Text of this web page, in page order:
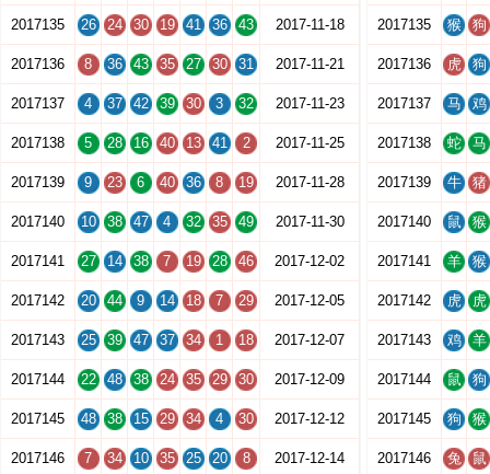
2017135 26 24 30 19 41 36 43 2017-11-18
2017136 8 36 43 35 27 30 31 2017-11-21
2017137 4 37 42 39 30 3 32 2017-11-23
2017138 5 28 16 40 13 41 2 2017-11-25
2017139 9 23 6 40 36 8 19 2017-11-28
2017140 10 38 47 4 32 35 49 2017-11-30
2017141 27 14 38 7 19 28 46 2017-12-02
2017142 20 44 9 14 18 7 29 2017-12-05
2017143 25 39 47 37 34 1 18 2017-12-07
2017144 22 48 38 24 35 29 30 2017-12-09
2017145 48 38 15 29 34 4 30 2017-12-12
2017146 7 34 10 35 25 20 8 2017-12-14
2017135 猴 狗
2017136 虎 狗
2017137 马 鸡
2017138 蛇 马
2017139 牛 猪
2017140 鼠 猴
2017141 羊 猴
2017142 虎 虎
2017143 鸡 羊
2017144 鼠 狗
2017145 狗 猴
2017146 兔 鼠